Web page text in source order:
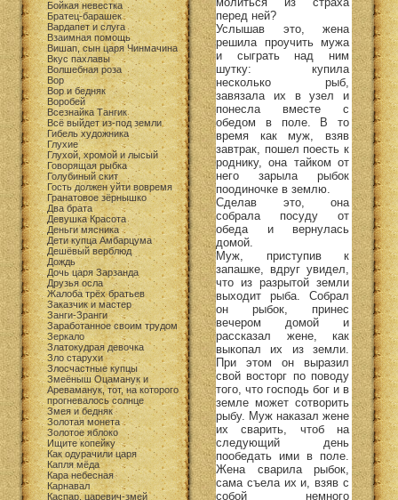
Бойкая невестка
Братец-барашек
Вардапет и слуга
Взаимная помощь
Вишап, сын царя Чинмачина
Вкус пахлавы
Волшебная роза
Вор
Вор и бедняк
Воробей
Всезнайка Тангик
Всё выйдет из-под земли
Гибель художника
Глухие
Глухой, хромой и лысый
Говорящая рыбка
Голубиный скит
Гость должен уйти вовремя
Гранатовое зёрнышко
Два брата
Девушка Красота
Деньги мясника
Дети купца Амбарцума
Дешёвый верблюд
Дождь
Дочь царя Зарзанда
Друзья осла
Жалоба трёх братьев
Заказчик и мастер
Занги-Зранги
Заработанное своим трудом
Зеркало
Златокудрая девочка
Зло старухи
Злосчастные купцы
Змеёныш Оцаманук и
Ареваманук, тот, на которого
прогневалось солнце
Змея и бедняк
Золотая монета
Золотое яблоко
Ищите копейку
Как одурачили царя
Капля мёда
Кара небесная
Карнавал
Каспар, царевич-змей
перед ней?
Услышав это, жена
решила проучить мужа
и сыграть над ним
шутку: купила
несколько рыб,
завязала их в узел и
понесла вместе с
обедом в поле. В то
время как муж, взяв
завтрак, пошел поесть к
роднику, она тайком от
него зарыла рыбок
поодиночке в землю.
Сделав это, она
собрала посуду от
обеда и вернулась
домой.
Муж, приступив к
запашке, вдруг увидел,
что из разрытой земли
выходит рыба. Собрал
он рыбок, принес
вечером домой и
рассказал жене, как
выкопал их из земли.
При этом он выразил
свой восторг по поводу
того, что господь бог и в
земле может сотворить
рыбу. Муж наказал жене
их сварить, чтоб на
следующий день
пообедать ими в поле.
Жена сварила рыбок,
сама съела их и, взяв с
собой немного